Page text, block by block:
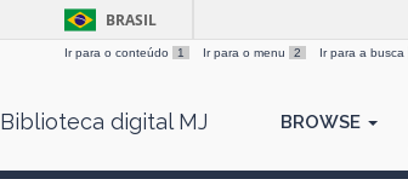
BRASIL
Ir para o conteúdo 1 Ir para o menu 2 Ir para a busca
Biblioteca digital MJ BROWSE